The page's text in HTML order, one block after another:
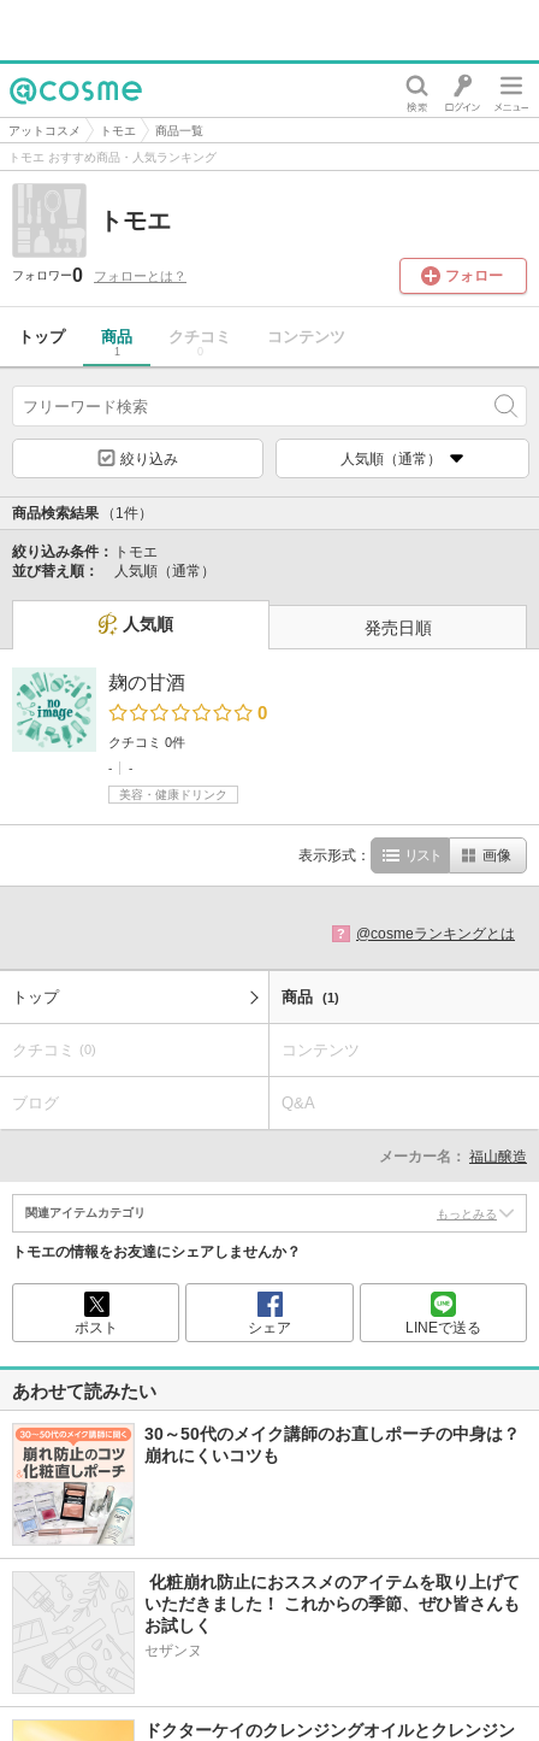
@cosme
アットコスメ トモエ
商品一覧
トモエ おすすめ商品・人気ランキング
トモエ
フォロワー0 フォローとは？ フォロー
トップ 商品
1
クチコミ
0
コンテンツ
絞り込み 人気順（通常）
商品検索結果 （1件）
絞り込み条件：
トモエ
並び替え順：
人気順（通常）
人気順 発売日順
麹の甘酒
0
クチコミ 0件
-
-
美容・健康ドリンク
表示形式： リスト 画像
? @cosmeランキングとは
トップ 商品 (1)
クチコミ (0) コンテンツ
ブログ Q&A
メーカー名： 福山醸造
関連アイテムカテゴリ もっとみる
トモエの情報をお友達にシェアしませんか？
ポスト シェア LINEで送る
あわせて読みたい
30～50代のメイク講師のお直しポーチの中身は？
崩れにくいコツも
化粧崩れ防止におススメのアイテムを取り上げて
いただきました！ これからの季節、ぜひ皆さんも
お試しく
セザンヌ
ドクターケイのクレンジングオイルとクレンジン